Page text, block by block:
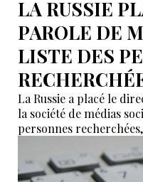
LA RUSSIE
PAROLE DE
LISTE DES
La Russie a placé le
la société de médias
personnes
Moscou a annoncé de
médias avant
prochaine.